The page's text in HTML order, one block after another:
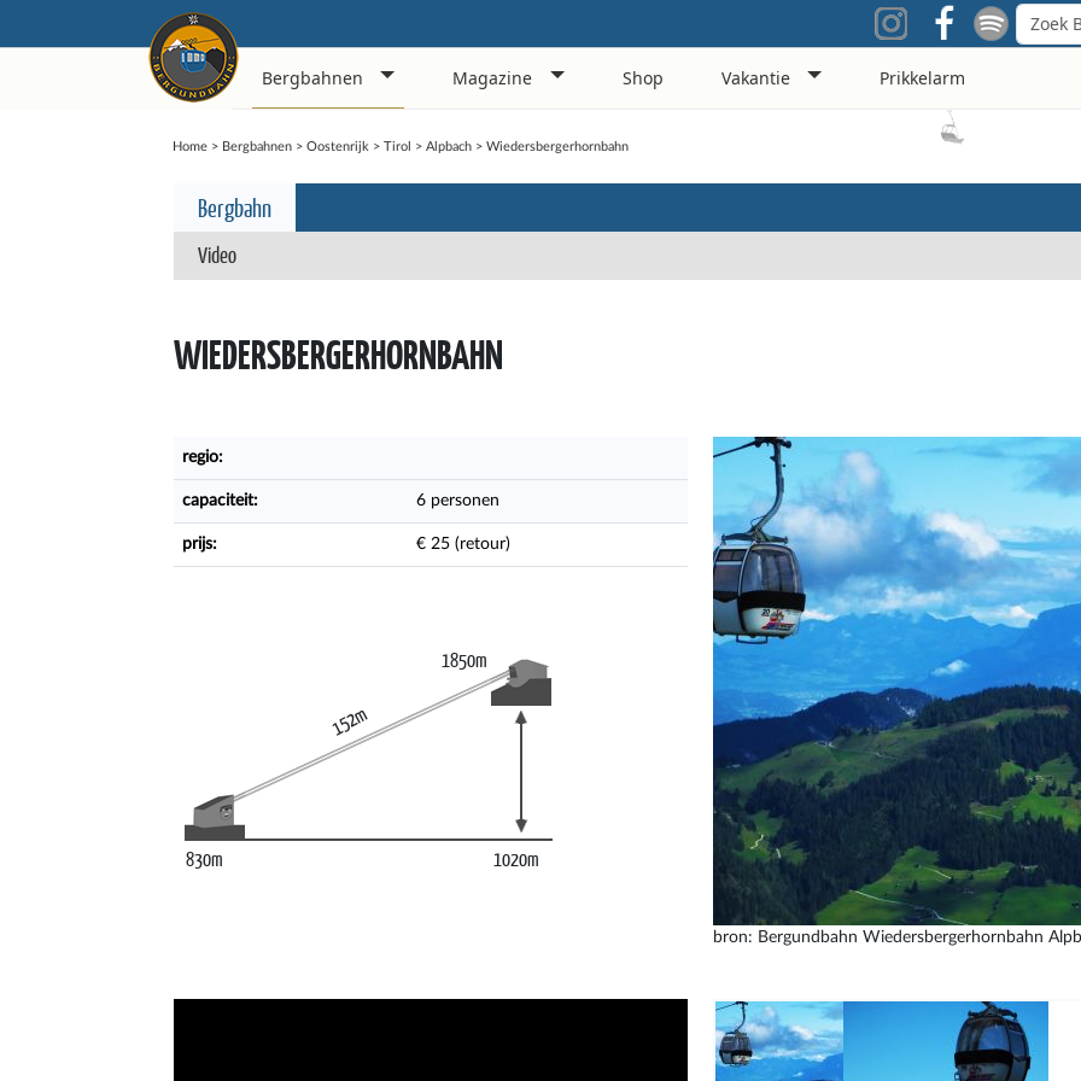
Bergbahnen Magazine Shop Vakantie Prikkelarm
Home> Bergbahnen> Oostenrijk > Tirol > Alpbach> Wiedersbergerhornbahn
Bergbahn
Video
WIEDERSBERGERHORNBAHN
regio:
capaciteit: 6 personen
prijs: € 25 (retour)
830m
1850m
152m
1020m
bron: Bergundbahn Wiedersbergerhornbahn